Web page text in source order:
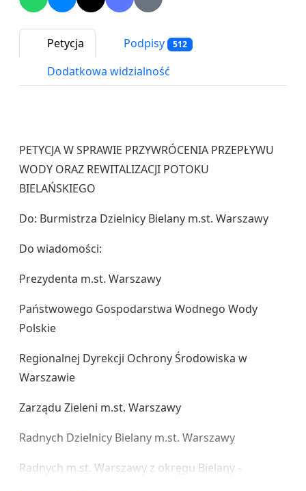
Petycja Podpisy 512
Dodatkowa widzialność
PETYCJA W SPRAWIE PRZYWRÓCENIA PRZEPŁYWU
WODY ORAZ REWITALIZACJI POTOKU
BIELAŃSKIEGO
Do: Burmistrza Dzielnicy Bielany m.st. Warszawy
Do wiadomości:
Prezydenta m.st. Warszawy
Państwowego Gospodarstwa Wodnego Wody
Polskie
Regionalnej Dyrekcji Ochrony Środowiska w
Warszawie
Zarządu Zieleni m.st. Warszawy
Radnych Dzielnicy Bielany m.st. Warszawy
Radnych m.st. Warszawy z okręgu Bielany -